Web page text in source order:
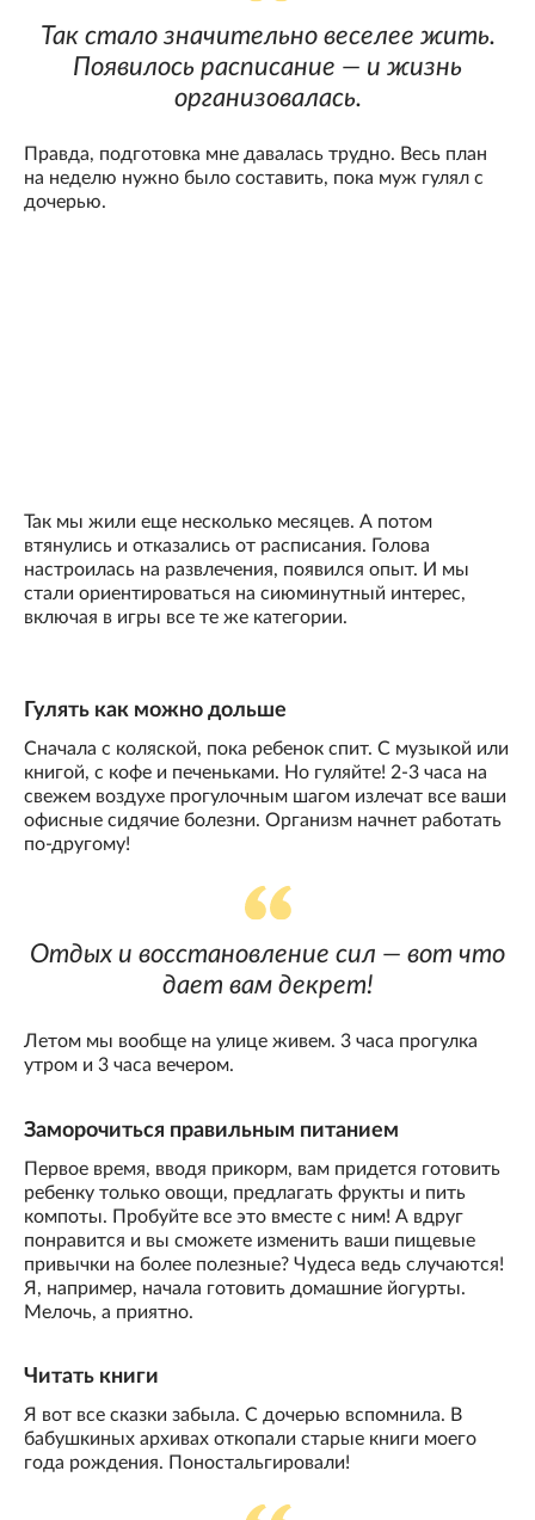
Так стало значительно веселее жить.
Появилось расписание — и жизнь
организовалась.
Правда, подготовка мне давалась трудно. Весь план
на неделю нужно было составить, пока муж гулял с
дочерью.
Так мы жили еще несколько месяцев. А потом
втянулись и отказались от расписания. Голова
настроилась на развлечения, появился опыт. И мы
стали ориентироваться на сиюминутный интерес,
включая в игры все те же категории.
Гулять как можно дольше
Сначала с коляской, пока ребенок спит. С музыкой или
книгой, с кофе и печеньками. Но гуляйте! 2-3 часа на
свежем воздухе прогулочным шагом излечат все ваши
офисные сидячие болезни. Организм начнет работать
по-другому!
Отдых и восстановление сил — вот что
дает вам декрет!
Летом мы вообще на улице живем. 3 часа прогулка
утром и 3 часа вечером.
Заморочиться правильным питанием
Первое время, вводя прикорм, вам придется готовить
ребенку только овощи, предлагать фрукты и пить
компоты. Пробуйте все это вместе с ним! А вдруг
понравится и вы сможете изменить ваши пищевые
привычки на более полезные? Чудеса ведь случаются!
Я, например, начала готовить домашние йогурты.
Мелочь, а приятно.
Читать книги
Я вот все сказки забыла. С дочерью вспомнила. В
бабушкиных архивах откопали старые книги моего
года рождения. Поностальгировали!